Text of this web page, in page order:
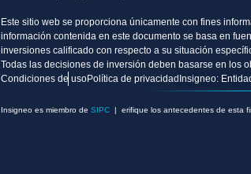
Este sitio web se proporciona únicamente con fines
información contenida en este documento se basa en
inversiones calificado con respecto a su situación
Todas las decisiones de inversión deben basarse en los
Condiciones de usoPolítica de privacidadInsigneo:
Insigneo es miembro de SIPC | erifique los antecedentes de esta